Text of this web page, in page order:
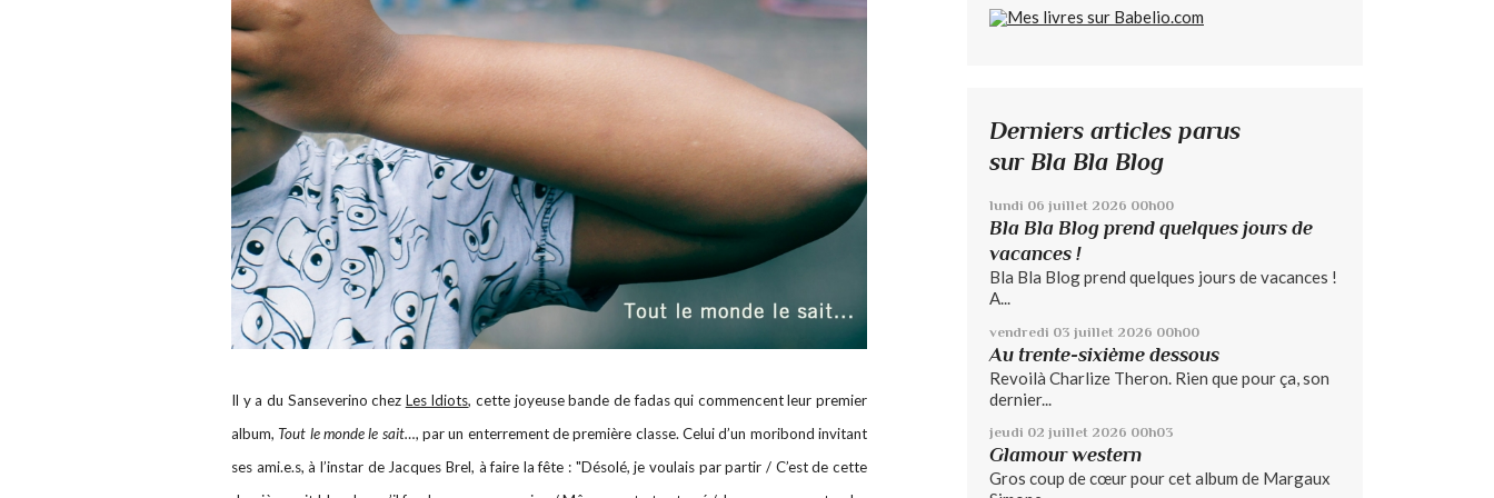
Il y a du Sanseverino chez Les Idiots, cette joyeuse bande de fadas qui commencent leur premier
album, Tout le monde le sait…, par un enterrement de première classe. Celui d’un moribond invitant
ses ami.e.s, à l’instar de Jacques Brel, à faire la fête : "Désolé, je voulais par partir / C’est de cette
Derniers articles parus
sur Bla Bla Blog
lundi 06 juillet 2026 00h00
Bla Bla Blog prend quelques jours de
vacances !
Bla Bla Blog prend quelques jours de vacances !
A...
vendredi 03 juillet 2026 00h00
Au trente-sixième dessous
Revoilà Charlize Theron. Rien que pour ça, son
dernier...
jeudi 02 juillet 2026 00h03
Glamour western
Gros coup de cœur pour cet album de Margaux